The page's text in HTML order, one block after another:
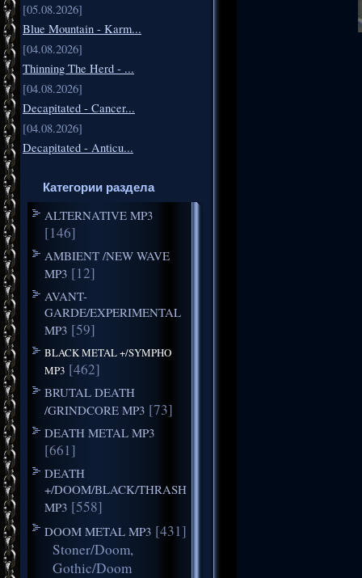
[05.08.2026]
Blue Mountain - Karm...
[04.08.2026]
Thinning The Herd - ...
[04.08.2026]
Decapitated - Cancer...
[04.08.2026]
Decapitated - Anticu...
Категории раздела
ALTERNATIVE MP3
[146]
AMBIENT /NEW WAVE
MP3 [12]
AVANT-
GARDE/EXPERIMENTAL
MP3 [59]
BLACK METAL +/SYMPHO
MP3 [462]
BRUTAL DEATH
/GRINDCORE MP3 [73]
DEATH METAL MP3
[661]
DEATH
+/DOOM/BLACK/THRASH
MP3 [558]
DOOM METAL MP3 [431]
Stoner/Doom,
Gothic/Doom